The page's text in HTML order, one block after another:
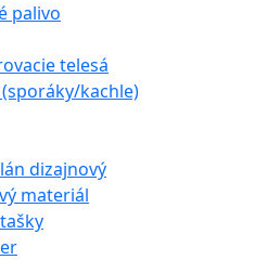
palivo
telesá
kachle)
dizajnový
materiál